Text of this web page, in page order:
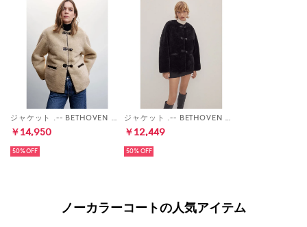
ジャケット .-- BETHOVEN （ライトベージュ）
￥14,950
50%
ジャケット .-- BETHOVEN （ブラック）
￥12,449
50%
ノーカラーコートの人気アイテム